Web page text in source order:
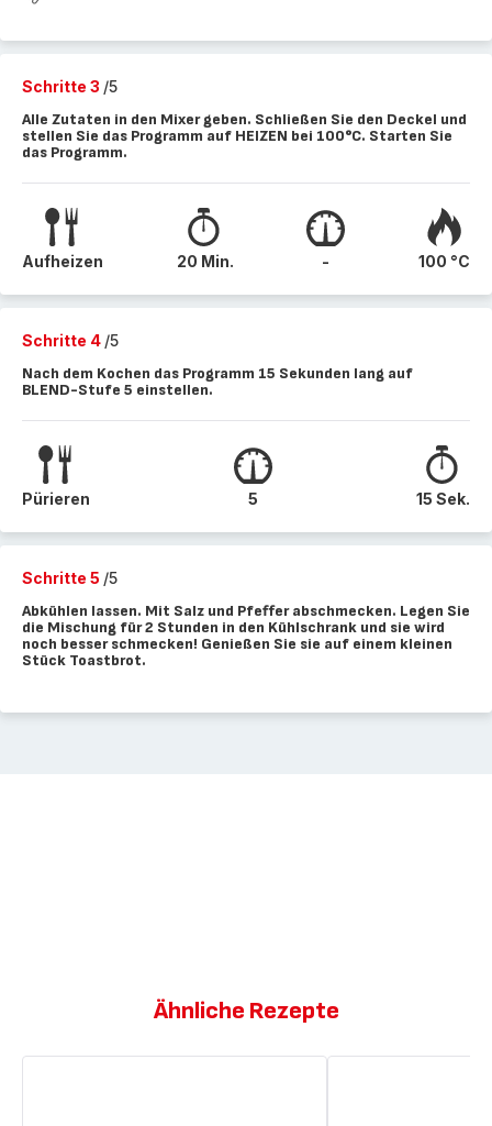
Schritte 3 /5
Alle Zutaten in den Mixer geben. Schließen Sie den Deckel und
stellen Sie das Programm auf HEIZEN bei 100°C. Starten Sie
das Programm.
Aufheizen 20 Min. - 100 °C
Schritte 4 /5
Nach dem Kochen das Programm 15 Sekunden lang auf
BLEND-Stufe 5 einstellen.
Pürieren 5 15 Sek.
Schritte 5 /5
Abkühlen lassen. Mit Salz und Pfeffer abschmecken. Legen Sie
die Mischung für 2 Stunden in den Kühlschrank und sie wird
noch besser schmecken! Genießen Sie sie auf einem kleinen
Stück Toastbrot.
Ähnliche Rezepte